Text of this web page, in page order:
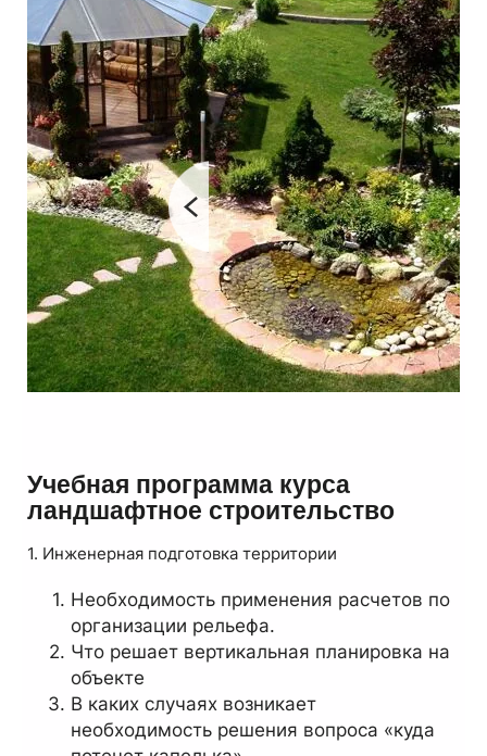
Учебная программа курса
ландшафтное строительство
1. Инженерная подготовка территории
Необходимость применения расчетов по
организации рельефа.
Что решает вертикальная планировка на
объекте
В каких случаях возникает
необходимость решения вопроса «куда